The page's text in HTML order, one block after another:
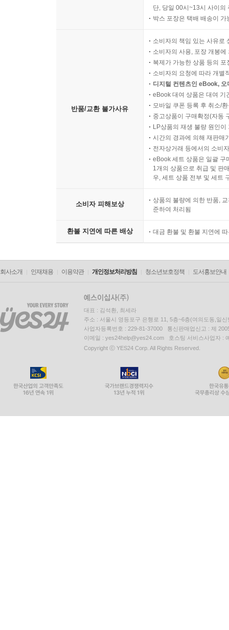
단, 당일 00시~13시 사이의
박스 포장은 택배 배송이
반품/교환 불가사유
소비자의 책임 있는 사유로
소비자의 사용, 포장 개봉
복제가 가능한 상품 등의
소비자의 요청에 따라 개별
디지털 컨텐츠인 eBook,
eBook 대여 상품은 대여 기
모바일 쿠폰 등록 후 취소/
중고상품이 구매확정(자동
LP상품의 재생 불량 원인
시간의 경과에 의해 재판매
전자상거래 등에서의 소비
eBook 세트 상품은 일괄 구
1개의 상품으로 취급 및 판
우, 세트 상품 전부 및 세트
소비자 피해보상
상품의 불량에 의한 반품,
준하여 처리됨
환불 지연에 따른 배상 대금 환불 및 환불 지연에
회사소개 인재채용 이용약관 개인정보처리방침 청소년보호정책 도서홍보안내
대표 : 김석환, 최세라
주소 : 서울시 영등포구 은행로 11, 5층~6층(여의도동,일신
사업자등록번호 : 229-81-37000 통신판매업신고 : 제
이메일 : yes24help@yes24.com 호스팅 서비스사업자 :
Copyright ⓒ YES24 Corp. All Rights Reserved.